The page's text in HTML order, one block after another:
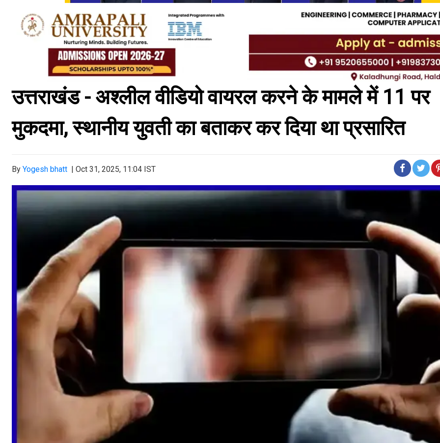
उत्तराखंड - अश्लील वीडियो वायरल करने के मामले में 11 पर
मुकदमा, स्थानीय युवती का बताकर कर दिया था प्रसारित
By Yogesh bhatt | Oct 31, 2025, 11:04 IST